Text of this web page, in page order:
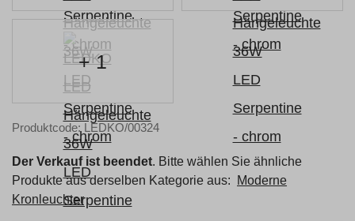
+ 1
Produktcode: LEDKO/00324
Der Verkauf ist beendet. Bitte wählen Sie ähnliche
Produkte aus derselben Kategorie aus:
Moderne
Kronleuchter